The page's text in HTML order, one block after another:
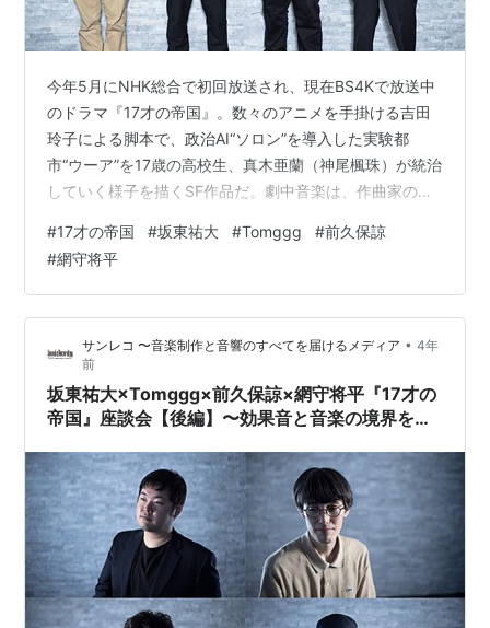
今年5月にNHK総合で初回放送され、現在BS4Kで放送中
のドラマ『17才の帝国』。数々のアニメを手掛ける吉田
玲子による脚本で、政治AI“ソロン”を導入した実験都
市“ウーア”を17歳の高校生、真木亜蘭（神尾楓珠）が統治
していく様子を描くSF作品だ。劇中音楽は、作曲家の坂
諒（同左から2番目）、網守将平（同左）が共同で制作。
大胆でスリリングな電子音や繊細な生演奏が見事に融合
し、作品の世界を彩る。ここでは4人の座談会が実現！
前編では、物語のキーとなるシーンで使用された楽曲の
制作手法に迫る。 Text：Kanako Iida Photo：Hiro…
#17才の帝国 #坂東祐大 #Tomggg #前久保諒
#網守将平
サンレコ 〜音楽制作と音響のすべてを届けるメディア • 4年
前
坂東祐大×Tomggg×前久保諒×網守将平『17才の
帝国』座談会【後編】〜効果音と音楽の境界をな